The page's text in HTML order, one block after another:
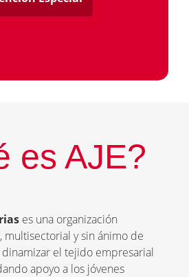
es AJE?
es una organización
y sin ánimo de
el tejido empresarial
apoyo a los jóvenes